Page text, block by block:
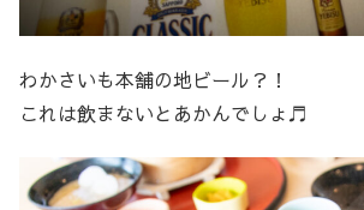
わかさいも本舗の地ビール？！
これは飲まないとあかんでしょ♬